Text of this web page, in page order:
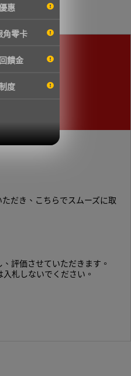
惠
零卡
饋金
度
だき、こちらでスムーズに取
評価させていただきます。
札しないでください。